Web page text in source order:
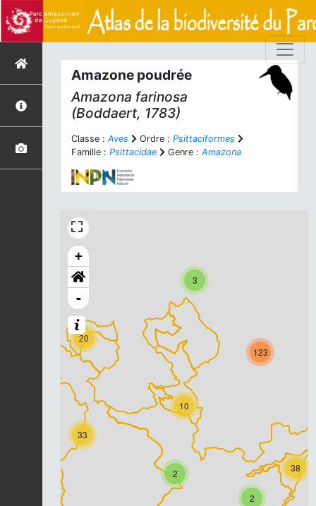
Amazone poudrée
Amazona farinosa
(Boddaert, 1783)
Classe : Aves Ordre : Psittaciformes
Famille : Psittacidae Genre : Amazona
3
38
20
2
2
10
33
123
+
-